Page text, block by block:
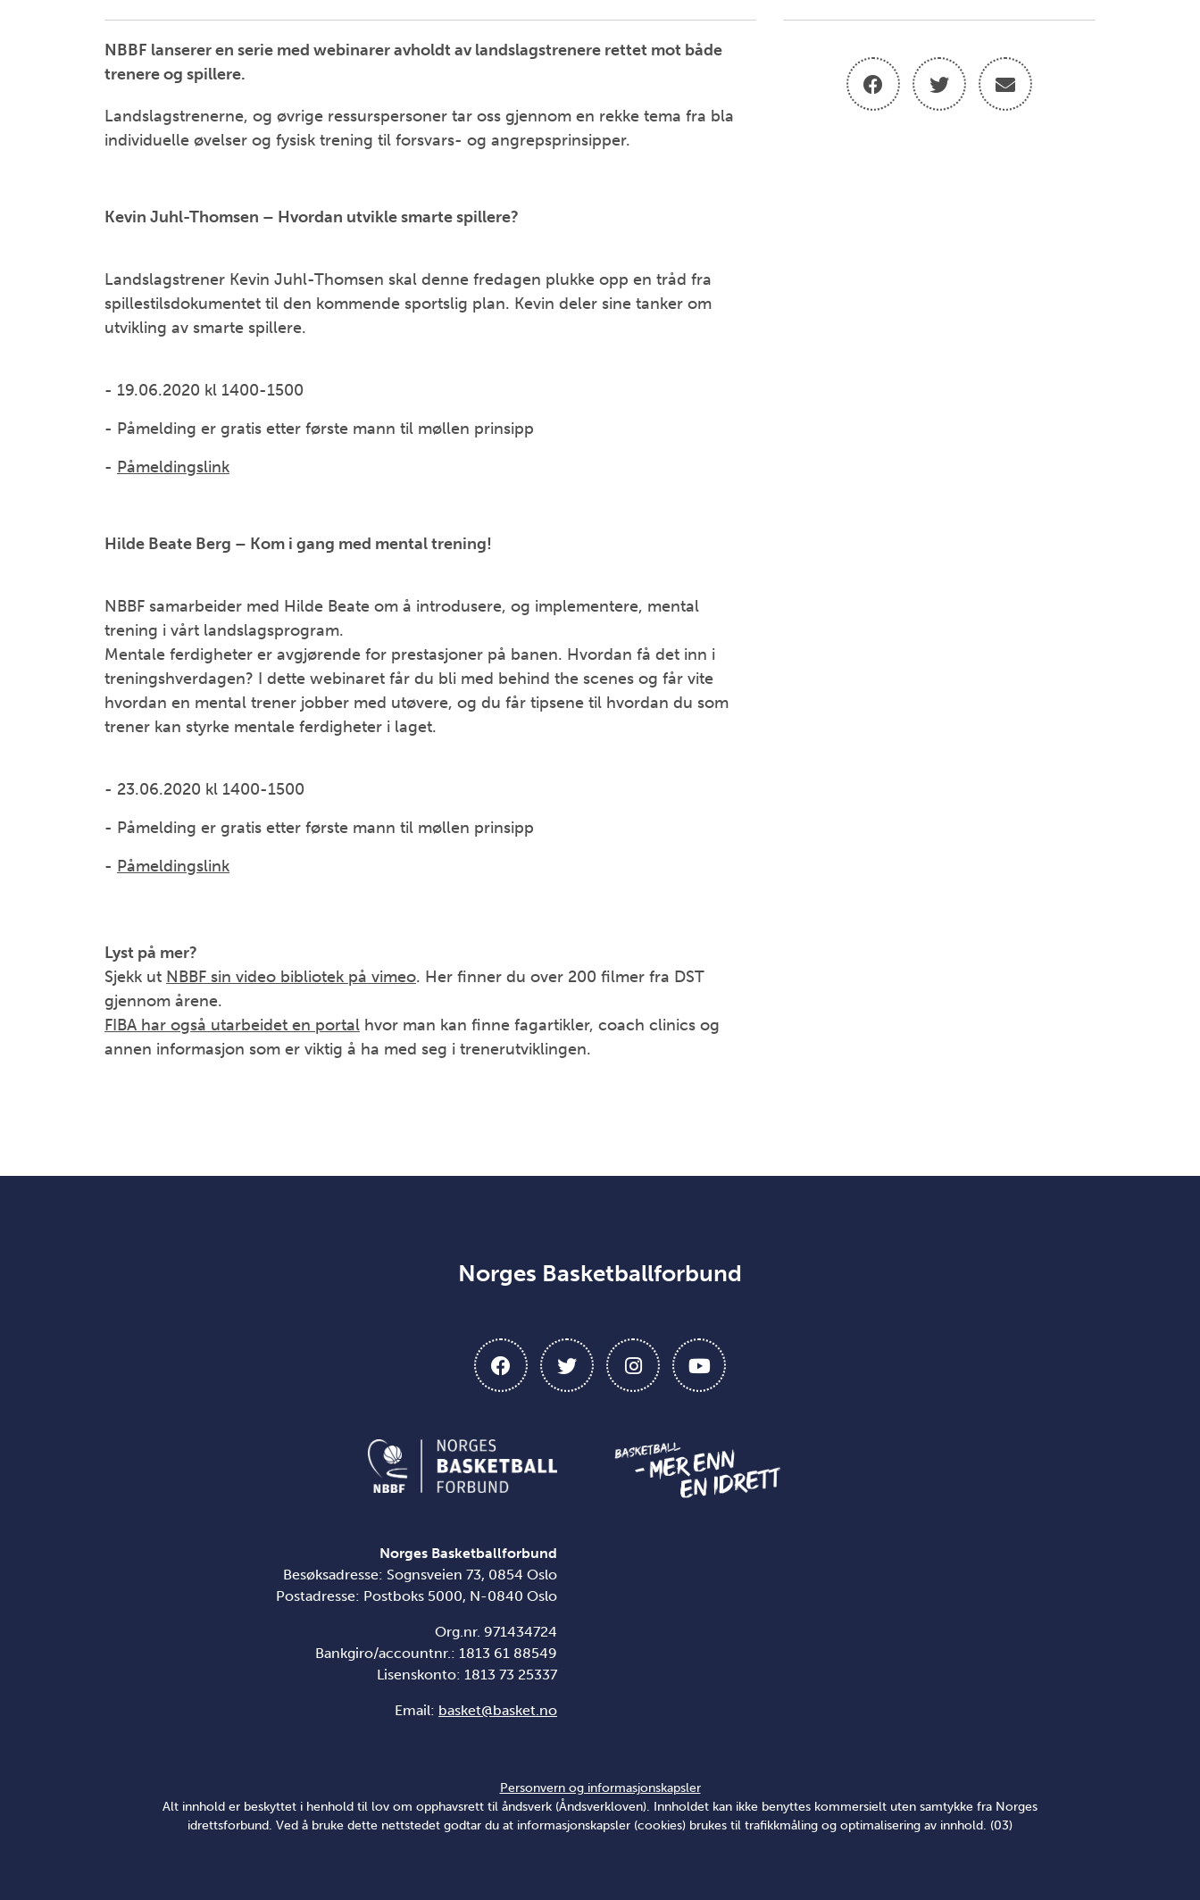
NBBF lanserer en serie med webinarer avholdt av landslagstrenere rettet mot både
trenere og spillere.
Landslagstrenerne, og øvrige ressurspersoner tar oss gjennom en rekke tema fra bla
individuelle øvelser og fysisk trening til forsvars- og angrepsprinsipper.
Kevin Juhl-Thomsen – Hvordan utvikle smarte spillere?
Landslagstrener Kevin Juhl-Thomsen skal denne fredagen plukke opp en tråd fra
spillestilsdokumentet til den kommende sportslig plan. Kevin deler sine tanker om
utvikling av smarte spillere.
- 19.06.2020 kl 1400-1500
- Påmelding er gratis etter første mann til møllen prinsipp
- Påmeldingslink
Hilde Beate Berg – Kom i gang med mental trening!
NBBF samarbeider med Hilde Beate om å introdusere, og implementere, mental
trening i vårt landslagsprogram.
Mentale ferdigheter er avgjørende for prestasjoner på banen. Hvordan få det inn i
treningshverdagen? I dette webinaret får du bli med behind the scenes og får vite
hvordan en mental trener jobber med utøvere, og du får tipsene til hvordan du som
trener kan styrke mentale ferdigheter i laget.
- 23.06.2020 kl 1400-1500
- Påmelding er gratis etter første mann til møllen prinsipp
- Påmeldingslink
Lyst på mer?
Sjekk ut NBBF sin video bibliotek på vimeo. Her finner du over 200 filmer fra DST
gjennom årene.
FIBA har også utarbeidet en portal hvor man kan finne fagartikler, coach clinics og
annen informasjon som er viktig å ha med seg i trenerutviklingen.
Norges Basketballforbund
Norges Basketballforbund
Besøksadresse: Sognsveien 73, 0854 Oslo
Postadresse: Postboks 5000, N-0840 Oslo
Org.nr. 971434724
Bankgiro/accountnr.: 1813 61 88549
Lisenskonto: 1813 73 25337
Email: basket@basket.no
Personvern og informasjonskapsler
Alt innhold er beskyttet i henhold til lov om opphavsrett til åndsverk (Åndsverkloven). Innholdet kan ikke benyttes kommersielt uten samtykke fra Norges
idrettsforbund. Ved å bruke dette nettstedet godtar du at informasjonskapsler (cookies) brukes til trafikkmåling og optimalisering av innhold. (03)